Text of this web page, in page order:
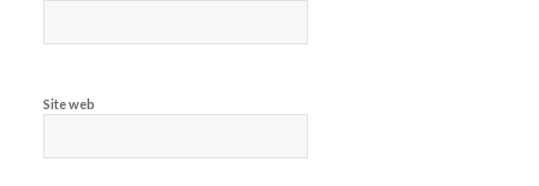
Site web